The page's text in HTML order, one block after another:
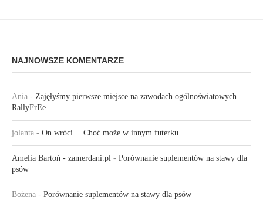
NAJNOWSZE KOMENTARZE
Ania - Zajęłyśmy pierwsze miejsce na zawodach ogólnoświatowych
RallyFrEe
jolanta - On wróci… Choć może w innym futerku…
Amelia Bartoń - zamerdani.pl - Porównanie suplementów na stawy dla
psów
Bożena - Porównanie suplementów na stawy dla psów